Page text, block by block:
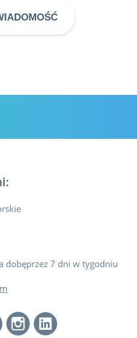
dobęprzez 7 dni w tygodniu